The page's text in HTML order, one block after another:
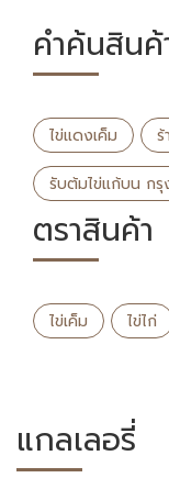
คำค้นสินค้
ไข่แดงเค็ม ร้
รับต้มไข่แก้บน กรุ
ตราสินค้า
ไข่เค็ม ไข่ไก่
แกลเลอรี่